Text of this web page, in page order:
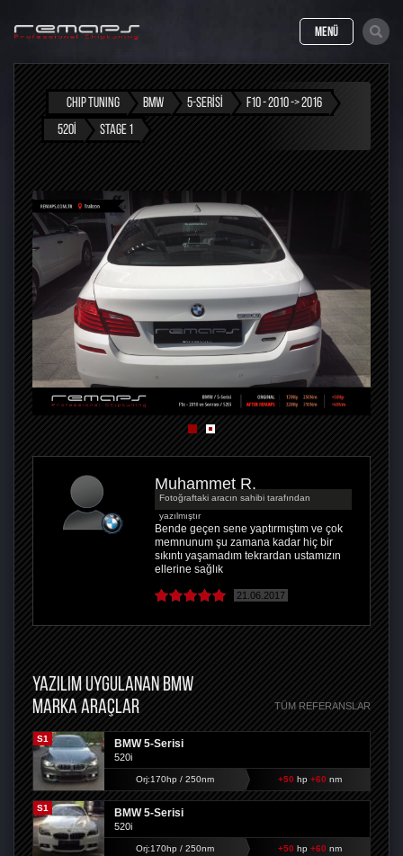
MENÜ
CHIP TUNING BMW 5-SERISI
F10 - 2010 -> 2016
520I
STAGE 1
Muhammet R.
Fotoğraftaki aracın sahibi tarafından
yazılmıştır
Bende geçen sene yaptırmıştım ve çok
memnunum şu zamana kadar hiç bir
sıkıntı yaşamadım tekrardan ustamızın
ellerine sağlık
21.06.2017
YAZILIM UYGULANAN BMW
MARKA ARAÇLAR
TÜM REFERANSLAR
S1 BMW 5-Serisi
520i
Orj:170hp / 250nm +50 hp +60 nm
S1 BMW 5-Serisi
520i
Orj:170hp / 250nm +50 hp +60 nm